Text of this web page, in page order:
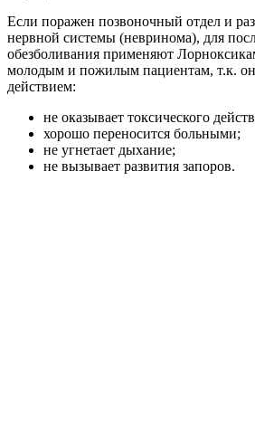
Если поражен позвоночный отдел и
нервной системы (невринома), для
обезболивания применяют
молодым и пожилым пациентам, т.к.
действием:
не оказывает токсического
хорошо переносится больными;
не угнетает дыхание;
не вызывает развития запоров.